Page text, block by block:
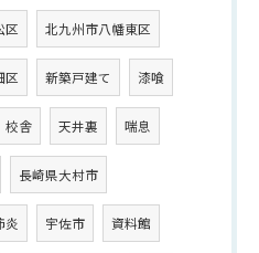
区 北九州市八幡東区
区 新築戸建て 漆喰
校舎 天井裏 喘息
長崎県大村市
炎 宇佐市 資料館